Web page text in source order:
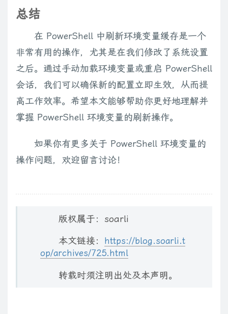
总结
在 PowerShell 中刷新环境变量缓存是一个
非常有用的操作，尤其是在我们修改了系统设置
之后。通过手动加载环境变量或重启 PowerShell
会话，我们可以确保新的配置立即生效，从而提
高工作效率。希望本文能够帮助你更好地理解并
掌握 PowerShell 环境变量的刷新操作。
如果你有更多关于 PowerShell 环境变量的
操作问题，欢迎留言讨论！
版权属于：soarli
本文链接：
https://blog.soarli.t
op/archives/725.html
转载时须注明出处及本声明。